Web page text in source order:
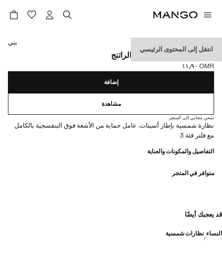
انتقل إلى المحتوى الرئيسي
نظارات شمسية بإطار من الراتنج
السعر الحالي [OMR ١١٫٩٠ ]
OMR ١١٫٩٠
حدد اللون
بني
إضافة
مشاهدة
شحن مجاني إلى المتجر
نظارة شمسية بإطار أسيتات. عامل حماية من الأشعة فوق البنفسجية بالكامل
مع فلتر فئة 3
التفاصيل والمكونات والعناية
متوافر في المتجر
قد يعجبك أيضًا
النساء نظارات شمسية